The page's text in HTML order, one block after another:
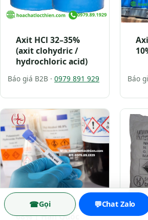
Axit HCl 32–35%
(axit clohydric /
hydrochloric acid)
Báo giá B2B · 0979 891 929 Báo
Acid nitric – HNO3
68% | Hàn Quốc
☎Gọi 💬Chat Zalo